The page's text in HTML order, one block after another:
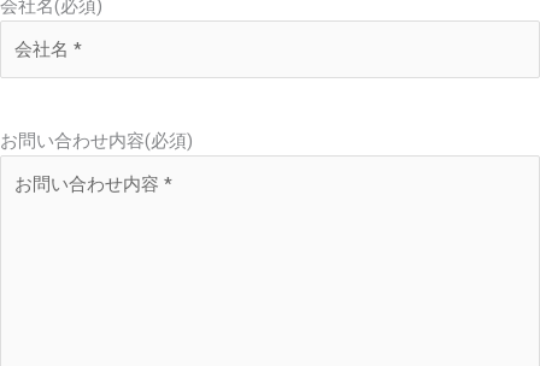
会社名(必須)
お問い合わせ内容(必須)